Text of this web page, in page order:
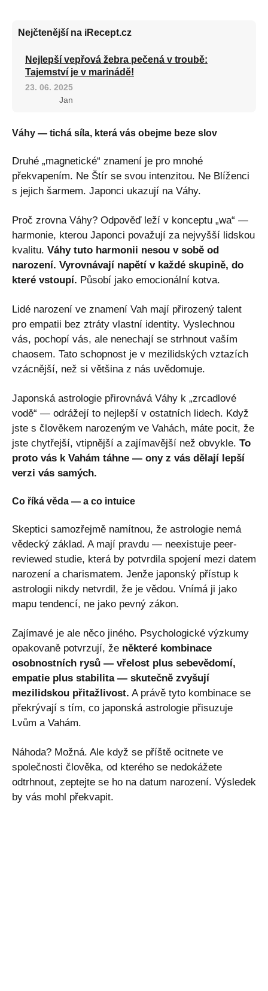
Nejčtenější na iRecept.cz
Nejlepší vepřová žebra pečená v troubě:
Tajemství je v marinádě!
23. 06. 2025
Jan
Váhy — tichá síla, která vás obejme beze slov
Druhé „magnetické“ znamení je pro mnohé
překvapením. Ne Štír se svou intenzitou. Ne Blíženci
s jejich šarmem. Japonci ukazují na Váhy.
Proč zrovna Váhy? Odpověď leží v konceptu „wa“ —
harmonie, kterou Japonci považují za nejvyšší lidskou
kvalitu. Váhy tuto harmonii nesou v sobě od
narození. Vyrovnávají napětí v každé skupině, do
které vstoupí. Působí jako emocionální kotva.
Lidé narození ve znamení Vah mají přirozený talent
pro empatii bez ztráty vlastní identity. Vyslechnou
vás, pochopí vás, ale nenechají se strhnout vaším
chaosem. Tato schopnost je v mezilidských vztazích
vzácnější, než si většina z nás uvědomuje.
Japonská astrologie přirovnává Váhy k „zrcadlové
vodě“ — odrážejí to nejlepší v ostatních lidech. Když
jste s člověkem narozeným ve Vahách, máte pocit, že
jste chytřejší, vtipnější a zajímavější než obvykle. To
proto vás k Vahám táhne — ony z vás dělají lepší
verzi vás samých.
Co říká věda — a co intuice
Skeptici samozřejmě namítnou, že astrologie nemá
vědecký základ. A mají pravdu — neexistuje peer-
reviewed studie, která by potvrdila spojení mezi datem
narození a charismatem. Jenže japonský přístup k
astrologii nikdy netvrdil, že je vědou. Vnímá ji jako
mapu tendencí, ne jako pevný zákon.
Zajímavé je ale něco jiného. Psychologické výzkumy
opakovaně potvrzují, že některé kombinace
osobnostních rysů — vřelost plus sebevědomí,
empatie plus stabilita — skutečně zvyšují
mezilidskou přitažlivost. A právě tyto kombinace se
překrývají s tím, co japonská astrologie přisuzuje
Lvům a Vahám.
Náhoda? Možná. Ale když se příště ocitnete ve
společnosti člověka, od kterého se nedokážete
odtrhnout, zeptejte se ho na datum narození. Výsledek
by vás mohl překvapit.